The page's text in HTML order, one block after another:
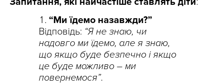
“Ми їдемо назавжди?”
Відповідь: “Я не знаю, чи
надовго ми їдемо, але я знаю,
що якщо буде безпечно і якщо
це буде можливо – ми
повернемося”.